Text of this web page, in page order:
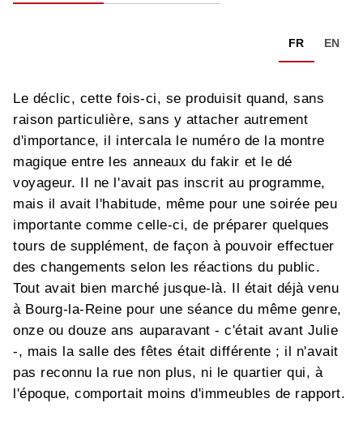
FR EN
Le déclic, cette fois-ci, se produisit quand, sans
raison particulière, sans y attacher autrement
d'importance, il intercala le numéro de la montre
magique entre les anneaux du fakir et le dé
voyageur. II ne l'avait pas inscrit au programme,
mais il avait l'habitude, même pour une soirée peu
importante comme celle-ci, de préparer quelques
tours de supplément, de façon à pouvoir effectuer
des changements selon les réactions du public.
Tout avait bien marché jusque-là. Il était déjà venu
à Bourg-la-Reine pour une séance du même genre,
onze ou douze ans auparavant - c'était avant Julie
-, mais la salle des fêtes était différente ; il n'avait
pas reconnu la rue non plus, ni le quartier qui, à
l'époque, comportait moins d'immeubles de rapport.